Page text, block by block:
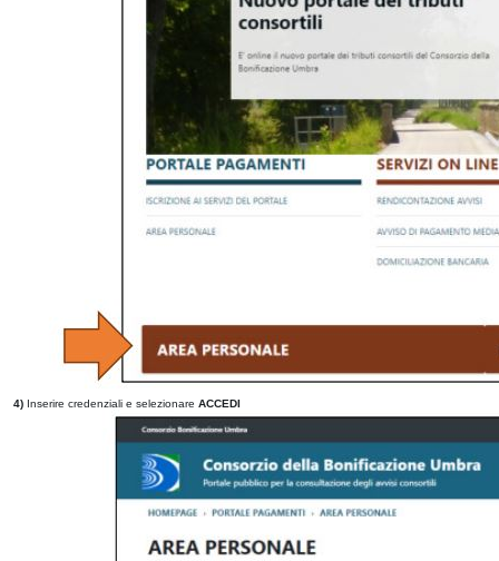
4) Inserire credenziali e selezionare ACCEDI